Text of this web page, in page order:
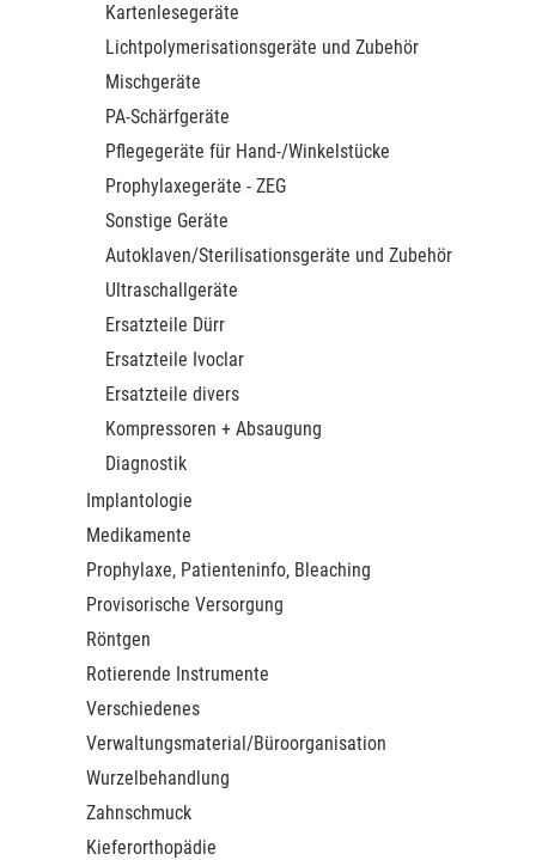
Kartenlesegeräte
Lichtpolymerisationsgeräte und Zubehör
Mischgeräte
PA-Schärfgeräte
Pflegegeräte für Hand-/Winkelstücke
Prophylaxegeräte - ZEG
Sonstige Geräte
Autoklaven/Sterilisationsgeräte und Zubehör
Ultraschallgeräte
Ersatzteile Dürr
Ersatzteile Ivoclar
Ersatzteile divers
Kompressoren + Absaugung
Diagnostik
Implantologie
Medikamente
Prophylaxe, Patienteninfo, Bleaching
Provisorische Versorgung
Röntgen
Rotierende Instrumente
Verschiedenes
Verwaltungsmaterial/Büroorganisation
Wurzelbehandlung
Zahnschmuck
Kieferorthopädie